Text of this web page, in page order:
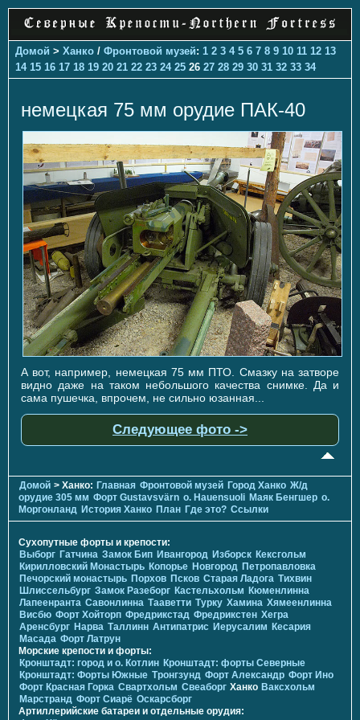
Домой > Ханко / Фронтовой музей: 1 2 3 4 5 6 7 8 9 10 11 12 13
14 15 16 17 18 19 20 21 22 23 24 25 26 27 28 29 30 31 32 33 34
немецкая 75 мм орудие ПАК-40
А вот, например, немецкая 75 мм ПТО. Смазку на затворе
видно даже на таком небольшого качества снимке. Да и
сама пушечка, впрочем, не сильно юзанная...
Следующее фото ->
Домой > Ханко: Главная Фронтовой музей Город Ханко Ж/д
орудие 305 мм Форт Gustavsvärn о. Hauensuoli Маяк Бенгшер о.
Моргонланд История Ханко План Где это? Ссылки
Сухопутные форты и крепости:
Выборг Гатчина Замок Бип Ивангород Изборск Кексгольм
Кирилловский Монастырь Копорье Новгород Петропавловка
Печорcкий монастырь Порхов Псков Старая Ладога Тихвин
Шлиссельбург Замок Разеборг Кастельхольм Кюменлинна
Лапеенранта Савонлинна Тааветти Турку Хамина Хямеенлинна
Висбю Форт Хойторп Фредрикстад Фредрикстен Хегра
Аренсбург Нарва Таллинн Антипатрис Иерусалим Кесария
Масада Форт Латрун
Морские крепости и форты:
Кронштадт: город и о. Котлин Кронштадт: форты Северные
Кронштадт: Форты Южные Тронгзунд Форт Александр Форт Ино
Форт Красная Горка Свартхольм Свеаборг Ханко Ваксхольм
Марстранд Форт Сиарё Оскарсборг
Артиллерийские батареи и отдельные орудия: